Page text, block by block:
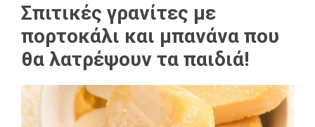
Σπιτικές γρανίτες με
πορτοκάλι και μπανάνα που
θα λατρέψουν τα παιδιά!